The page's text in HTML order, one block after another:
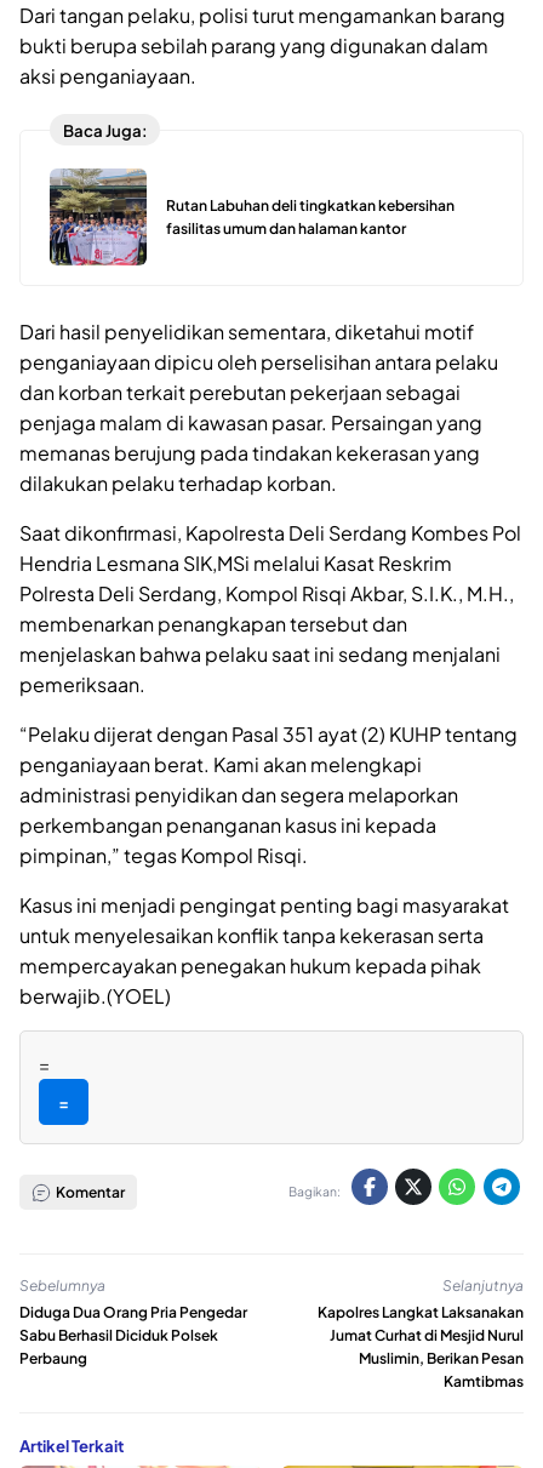
Dari tangan pelaku, polisi turut mengamankan barang
bukti berupa sebilah parang yang digunakan dalam
aksi penganiayaan.
Baca Juga:
Rutan Labuhan deli tingkatkan kebersihan
fasilitas umum dan halaman kantor
Dari hasil penyelidikan sementara, diketahui motif
penganiayaan dipicu oleh perselisihan antara pelaku
dan korban terkait perebutan pekerjaan sebagai
penjaga malam di kawasan pasar. Persaingan yang
memanas berujung pada tindakan kekerasan yang
dilakukan pelaku terhadap korban.
Saat dikonfirmasi, Kapolresta Deli Serdang Kombes Pol
Hendria Lesmana SIK,MSi melalui Kasat Reskrim
Polresta Deli Serdang, Kompol Risqi Akbar, S.I.K., M.H.,
membenarkan penangkapan tersebut dan
menjelaskan bahwa pelaku saat ini sedang menjalani
pemeriksaan.
“Pelaku dijerat dengan Pasal 351 ayat (2) KUHP tentang
penganiayaan berat. Kami akan melengkapi
administrasi penyidikan dan segera melaporkan
perkembangan penanganan kasus ini kepada
pimpinan,” tegas Kompol Risqi.
Kasus ini menjadi pengingat penting bagi masyarakat
untuk menyelesaikan konflik tanpa kekerasan serta
mempercayakan penegakan hukum kepada pihak
berwajib.(YOEL)
=
=
Komentar Bagikan:
Sebelumnya
Diduga Dua Orang Pria Pengedar
Sabu Berhasil Diciduk Polsek
Perbaung
Selanjutnya
Kapolres Langkat Laksanakan
Jumat Curhat di Mesjid Nurul
Muslimin, Berikan Pesan
Kamtibmas
Artikel Terkait